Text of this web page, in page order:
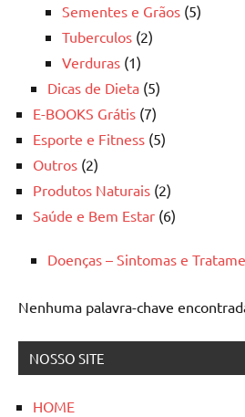
Sementes e Grãos (5)
Tuberculos (2)
Verduras (1)
Dicas de Dieta (5)
E-BOOKS Grátis (7)
Esporte e Fitness (5)
Outros (2)
Produtos Naturais (2)
Saúde e Bem Estar (6)
Doenças – Sintomas e
Nenhuma palavra-chave
NOSSO SITE
HOME